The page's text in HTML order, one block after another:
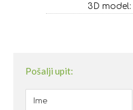
3D model:
Pošalji upit: